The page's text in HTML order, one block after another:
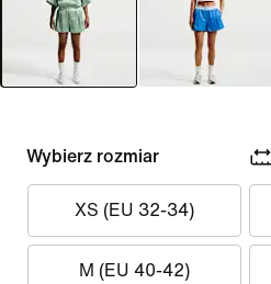
Wybierz rozmiar
XS (EU 32-34)
M (EU 40-42)